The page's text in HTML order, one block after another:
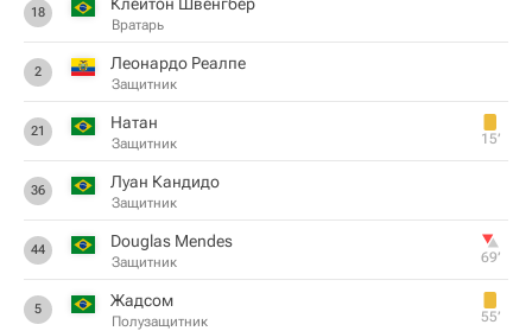
18
Вратарь
2 Леонардо Реалпе
Защитник
21 Натан
Защитник 15‎’‎
36 Луан Кандидо
Защитник
44 Douglas Mendes
Защитник 69‎’‎
5 Жадсом
Полузащитник 55‎’‎